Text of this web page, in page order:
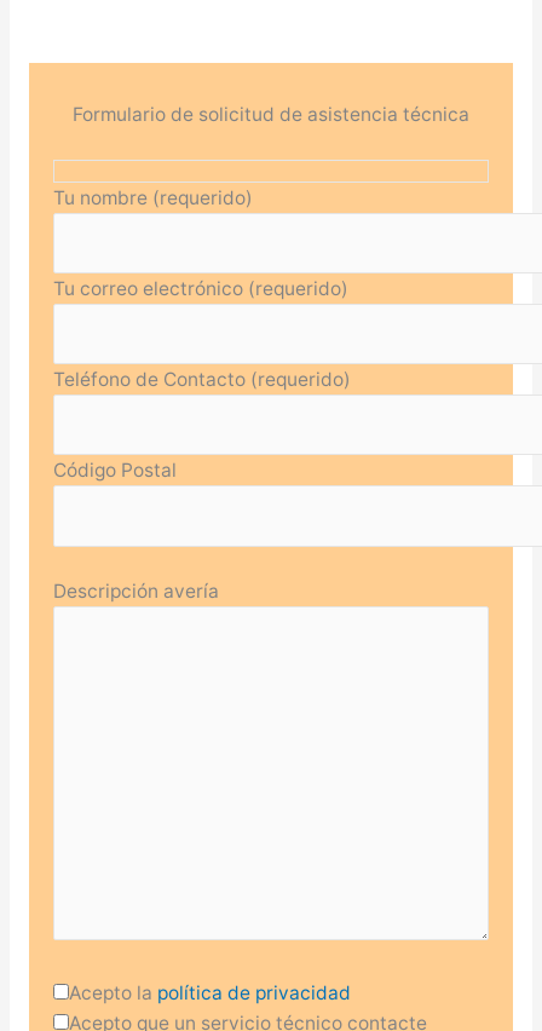
Formulario de solicitud de asistencia técnica
Tu nombre (requerido)
Tu correo electrónico (requerido)
Teléfono de Contacto (requerido)
Código Postal
Descripción avería
Acepto la política de privacidad
Acepto que un servicio técnico contacte